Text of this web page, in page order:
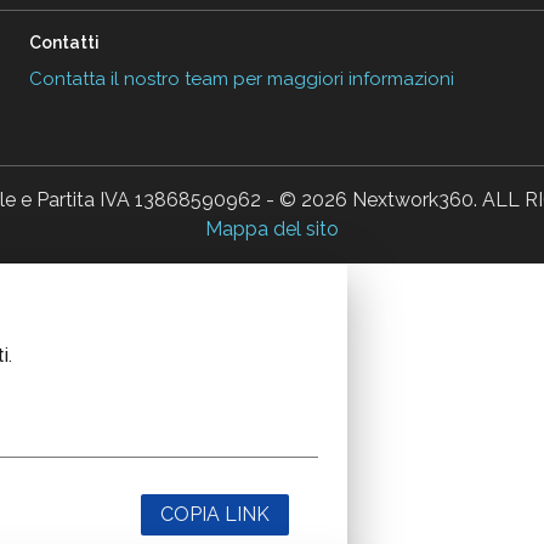
Contatti
Contatta il nostro team per maggiori informazioni
e Partita IVA 13868590962 - © 2026 Nextwork360. ALL
Mappa del sito
COPIA LINK